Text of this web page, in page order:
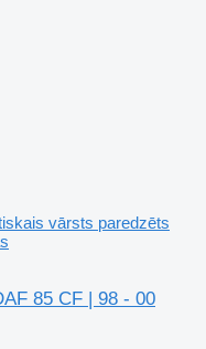
vārsts paredzēts
85 CF | 98 - 00